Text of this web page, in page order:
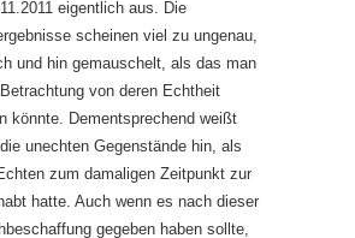
eigentlich aus. Die
scheinen viel zu ungenau,
und hin gemauschelt, als das man
von deren Echtheit
könnte. Dementsprechend weißt
unechten Gegenstände hin, als
zum damaligen Zeitpunkt zur
hatte. Auch wenn es nach dieser
gegeben haben sollte,